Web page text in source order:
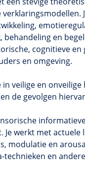
behandeling en
cognitieve
en omgeving.
in veilige en
de gevolgen
Je werkt met
modulatie en
technieken en